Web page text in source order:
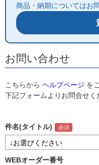
商品・納期についてはお
お問い合わせ
こちらから ヘルプページ を
下記フォームよりお問合せく
件名(タイトル)
WEBオーダー番号